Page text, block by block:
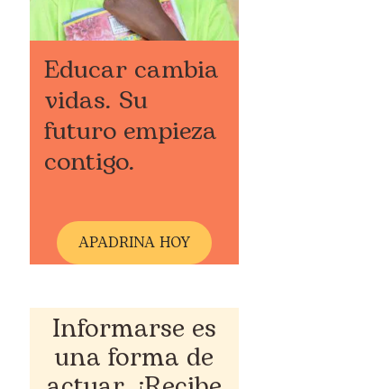
Educar cambia
vidas. Su
futuro empieza
contigo.
APADRINA HOY
Informarse es
una forma de